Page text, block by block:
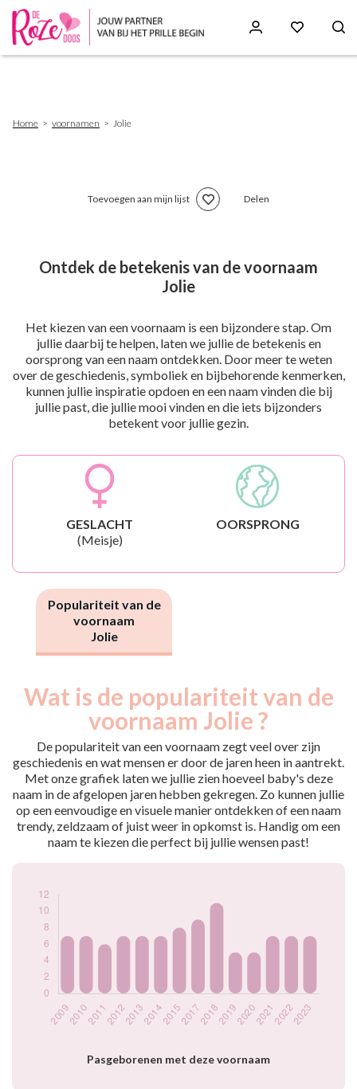
Home voornamen Jolie
Toevoegen aan mijn lijst Delen
Ontdek de betekenis van de voornaam
Jolie
Het kiezen van een voornaam is een bijzondere stap. Om
jullie daarbij te helpen, laten we jullie de betekenis en
oorsprong van een naam ontdekken. Door meer te weten
over de geschiedenis, symboliek en bijbehorende kenmerken,
kunnen jullie inspiratie opdoen en een naam vinden die bij
jullie past, die jullie mooi vinden en die iets bijzonders
betekent voor jullie gezin.
GESLACHT
(Meisje)
OORSPRONG
Populariteit van de
voornaam
Jolie
Wat is de populariteit van de
voornaam Jolie ?
De populariteit van een voornaam zegt veel over zijn
geschiedenis en wat mensen er door de jaren heen in aantrekt.
Met onze grafiek laten we jullie zien hoeveel baby's deze
naam in de afgelopen jaren hebben gekregen. Zo kunnen jullie
op een eenvoudige en visuele manier ontdekken of een naam
trendy, zeldzaam of juist weer in opkomst is. Handig om een
naam te kiezen die perfect bij jullie wensen past!
Pasgeborenen met deze voornaam
Popularité du
prénom Jolie par
Année
Nouveaux-
nés
2010
7
2011
6
2012
7
2013
7
2014
7
2015
8
9
2020
2021